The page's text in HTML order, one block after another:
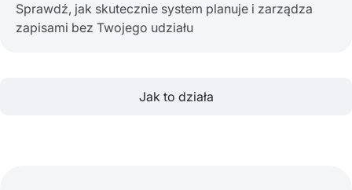
Sprawdź, jak skutecznie system planuje i zarządza
zapisami bez Twojego udziału
Jak to działa